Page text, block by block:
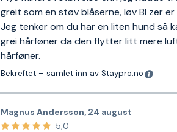
greit som en støv blåserne, løv Bl zer
Jeg tenker om du har en liten hund så
grei hårføner da den flytter litt mere
hårføner.
Bekreftet – samlet inn av Staypro.no
Magnus Andersson, 24 august
5,0